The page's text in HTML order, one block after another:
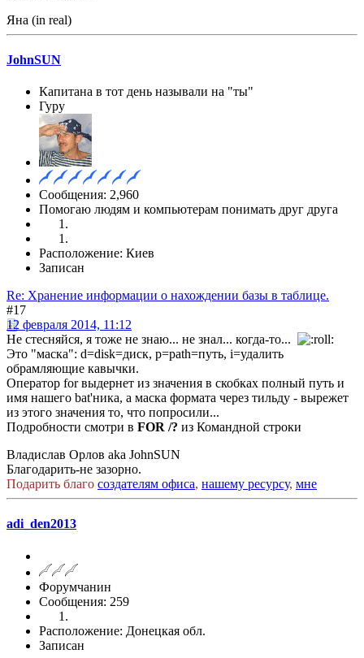
Яна (in real)
JohnSUN
Капитана в тот день называли на "ты"
Гуру
Сообщения: 2,960
Помогаю людям и компьютерам понимать друг друга
Расположение: Киев
Записан
Re: Хранение информации о нахождении базы в таблице.
#17
12 февраля 2014, 11:12
Не стесняйся, я тоже не знаю... не знал... когда-то...
Это "маска": d=disk=диск, p=path=путь, i=удалить
обрамляющие кавычки.
Оператор for выдернет из значения в скобках полный путь и
имя нашего bat'ника, а маска формата через тильду - вырежет
из этого значения то, что попросили...
Подробности смотри в FOR /? из Командной строки
Владислав Орлов aka JohnSUN
Благодарить-не зазорно.
Подарить благо создателям офиса, нашему ресурсу, мне
adi_den2013
Форумчанин
Сообщения: 259
Расположение: Донецкая обл.
Записан